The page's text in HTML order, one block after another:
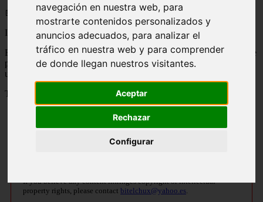
navegación en nuestra web, para
mostrarte contenidos personalizados y
anuncios adecuados, para analizar el
tráfico en nuestra web y para comprender
de donde llegan nuestros visitantes.
Aceptar
Rechazar
Configurar
📅 01/01/2026
Invocaciones
Esta es una invocación a la Diosa que puedes cantar o sencillamente
pronunciar cuando tu círculo sagrado esté abierto. Está extraído de
una invocación de de Scott Cunningham.
Tras la invocación a la Diosa, conviene invocar también al Dios.
Derechos de autor
bitelchux@yahoo.es
If you believe any content infringes copyright or intellectual
property rights, please contact bitelchux@yahoo.es